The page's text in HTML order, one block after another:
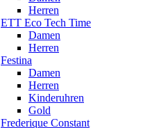
Herren
ETT Eco Tech Time
Damen
Herren
Festina
Damen
Herren
Kinderuhren
Gold
Frederique Constant